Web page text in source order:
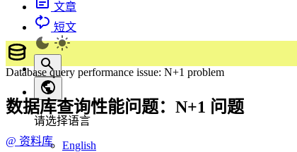
文章
短文
请选择语言
English
Database query performance issue: N+1 problem
数据库查询性能问题：N+1 问题
@ 资料库